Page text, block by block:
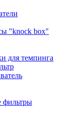
"knock box"
для темпинга